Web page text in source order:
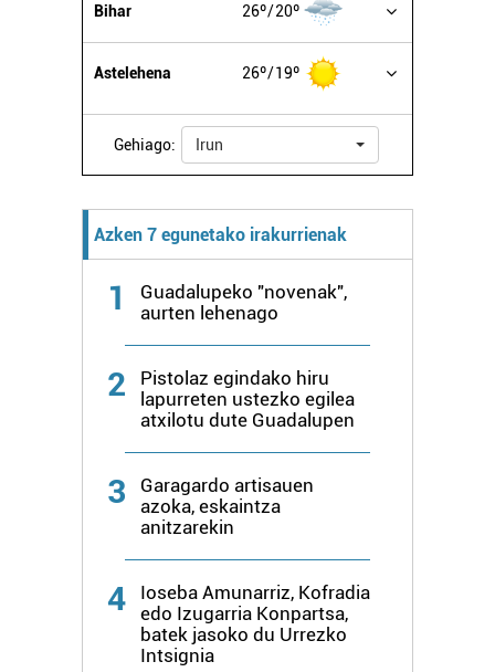
Bihar 26º 20º
Astelehena 26º 19º
Gehiago: Irun
Azken 7 egunetako irakurrienak
1
Guadalupeko "novenak",
aurten lehenago
2
Pistolaz egindako hiru
lapurreten ustezko egilea
atxilotu dute Guadalupen
3
Garagardo artisauen
azoka, eskaintza
anitzarekin
4
Ioseba Amunarriz, Kofradia
edo Izugarria Konpartsa,
batek jasoko du Urrezko
Intsignia